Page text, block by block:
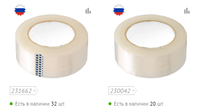
231662
Есть в наличии 32 шт.
230042
Есть в наличии 20 шт.